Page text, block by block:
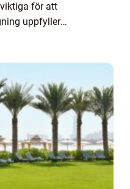
för att
uppfyller